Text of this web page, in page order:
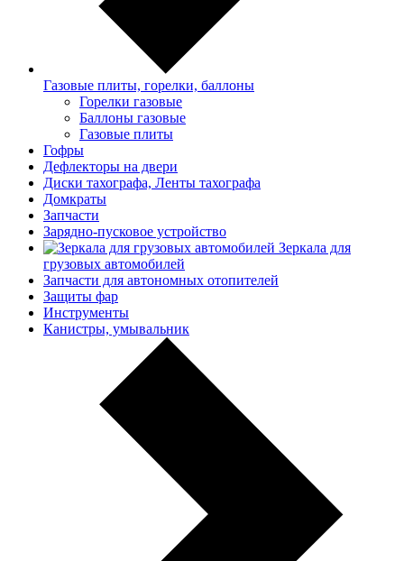
Газовые плиты, горелки, баллоны
Горелки газовые
Баллоны газовые
Газовые плиты
Гофры
Дефлекторы на двери
Диски тахографа, Ленты тахографа
Домкраты
Запчасти
Зарядно-пусковое устройство
Зеркала для
грузовых автомобилей
Запчасти для автономных отопителей
Защиты фар
Инструменты
Канистры, умывальник